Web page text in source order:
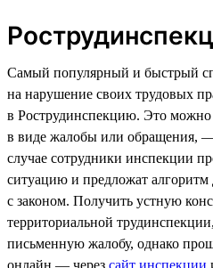
Cамый популярный и быстрый
на нарушение своих трудовых
в Рострудинспекцию. Это
в виде жалобы или обращения,
случае сотрудники инспекции
ситуацию и предложат алгоритм
с законом. Получить устную
территориальной
письменную жалобу, однако
онлайн — через сайт инспекции